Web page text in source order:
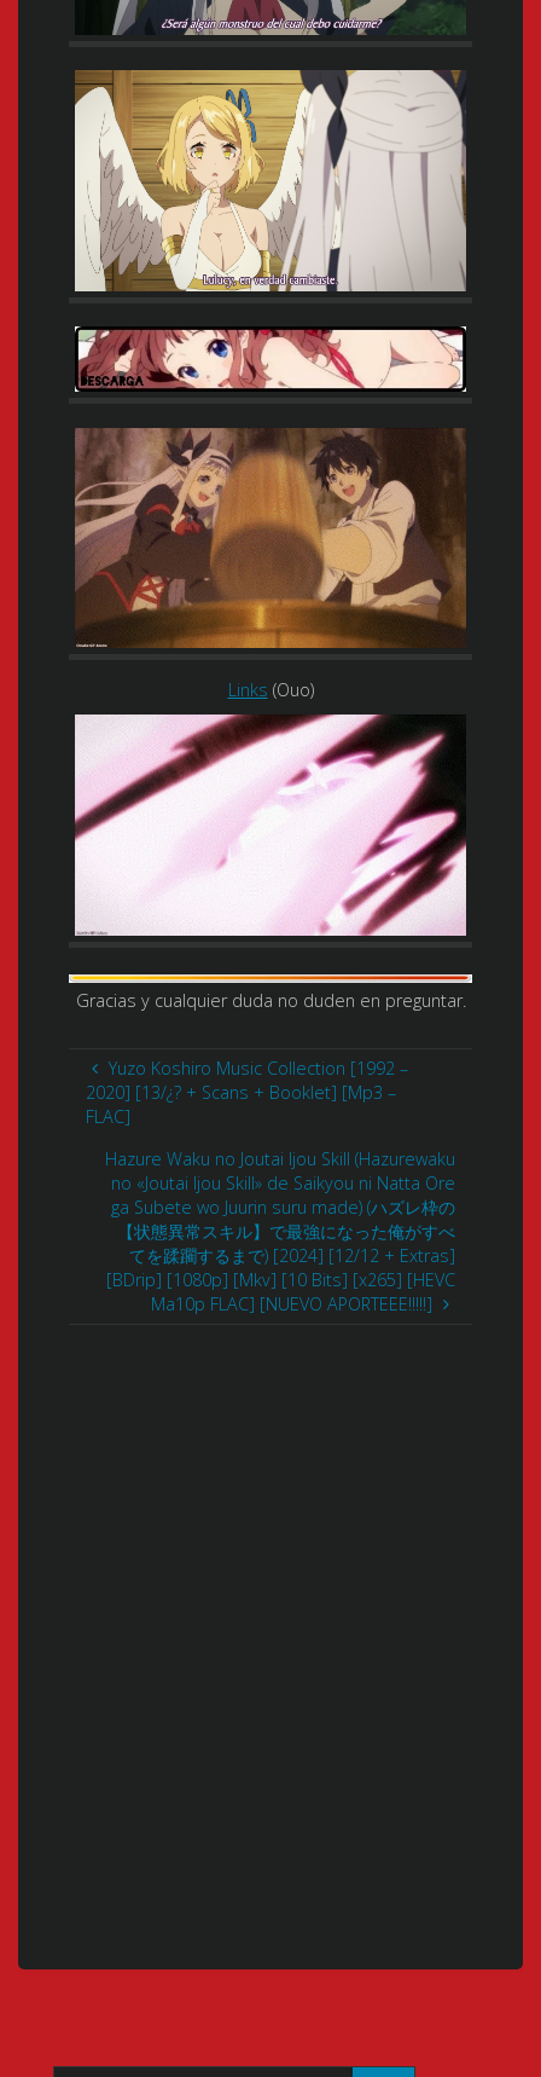
Links (Ouo)
Gracias y cualquier duda no duden en preguntar.
Yuzo Koshiro Music Collection [1992 –
2020] [13/¿? + Scans + Booklet] [Mp3 –
FLAC]
Hazure Waku no Joutai Ijou Skill (Hazurewaku
no «Joutai Ijou Skill» de Saikyou ni Natta Ore
ga Subete wo Juurin suru made) (ハズレ枠の
【状態異常スキル】で最強になった俺がすべ
てを蹂躙するまで) [2024] [12/12 + Extras]
[BDrip] [1080p] [Mkv] [10 Bits] [x265] [HEVC
Ma10p FLAC] [NUEVO APORTEEE!!!!!]